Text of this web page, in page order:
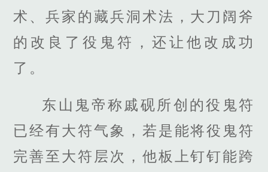
术、兵家的藏兵洞术法，大刀阔斧
的改良了役鬼符，还让他改成功
了。
东山鬼帝称戚砚所创的役鬼符
已经有大符气象，若是能将役鬼符
完善至大符层次，他板上钉钉能跨